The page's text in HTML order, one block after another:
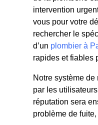
intervention
vous pour votre
rechercher le
d’un plombier à
rapides et fiables
Notre système
par les
réputation sera
problème de